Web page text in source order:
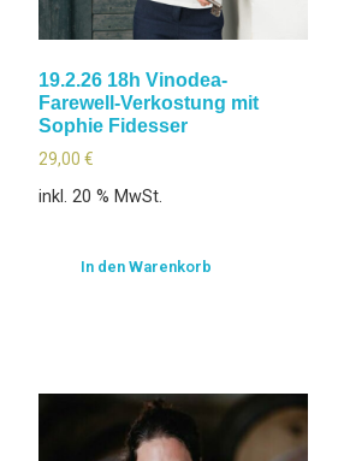
19.2.26 18h Vinodea-
Farewell-Verkostung mit
Sophie Fidesser
29,00 €
inkl. 20 % MwSt.
In den Warenkorb